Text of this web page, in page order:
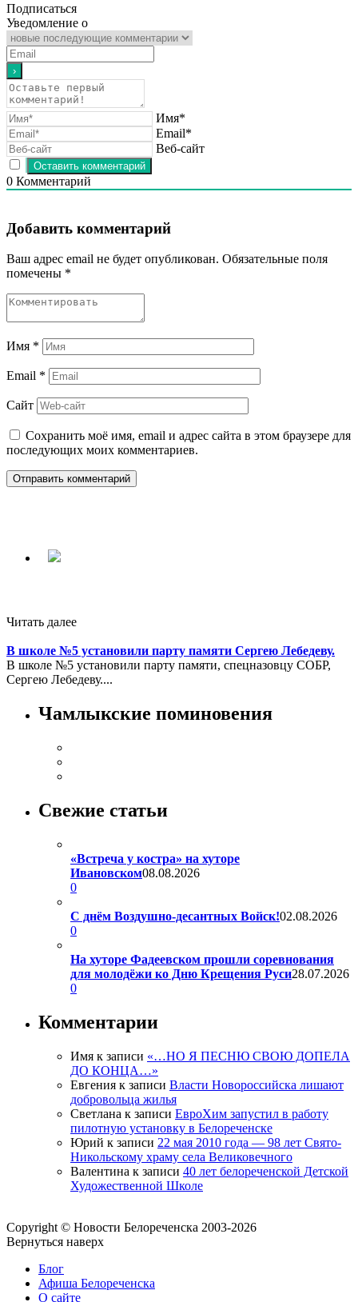
Подписаться
Уведомление о
Имя*
Email*
Веб-сайт
0 Комментарий
Добавить комментарий
Ваш адрес email не будет опубликован. Обязательные поля
помечены *
Имя *
Email *
Сайт
Сохранить моё имя, email и адрес сайта в этом браузере для
последующих моих комментариев.
Читать далее
В школе №5 установили парту памяти Сергею Лебедеву.
В школе №5 установили парту памяти, спецназовцу СОБР,
Сергею Лебедеву....
Чамлыкские поминовения
Свежие статьи
«Встреча у костра» на хуторе
Ивановском08.08.2026
0
С днём Воздушно-десантных Войск!02.08.2026
0
На хуторе Фадеевском прошли соревнования
для молодёжи ко Дню Крещения Руси28.07.2026
0
Комментарии
Имя к записи «…НО Я ПЕСНЮ СВОЮ ДОПЕЛА
ДО КОНЦА…»
Евгения к записи Власти Новороссийска лишают
добровольца жилья
Светлана к записи ЕвроХим запустил в работу
пилотную установку в Белореченске
Юрий к записи 22 мая 2010 года — 98 лет Свято-
Никольскому храму села Великовечного
Валентина к записи 40 лет белореченской Детской
Художественной Школе
Copyright © Новости Белореченска 2003-2026
Вернуться наверх
Блог
Афиша Белореченска
О сайте